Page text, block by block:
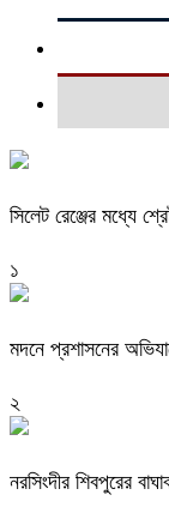
সিলেট রেঞ্জের মধ্যে
১
মদনে প্রশাসনের
২
নরসিংদীর শিবপুরের